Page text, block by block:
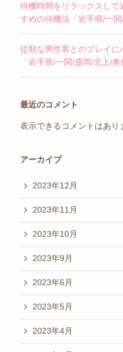
待機時間をリラックスして
すめの待機法「岩手県/一関
従順な男性客とのプレイに
「岩手県/一関/盛岡/北上/奥
最近のコメント
表示できるコメントはあり
アーカイブ
2023年12月
2023年11月
2023年10月
2023年9月
2023年6月
2023年5月
2023年4月